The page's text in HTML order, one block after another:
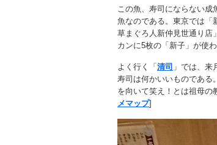
この魚、寿司にならない成
魚なのである。東京では「
草まぐろ人新仲見世通り店
カンに5枚の「新子」が使わ
よく行く「 清司 」では、
寿司は何かいいものである
を向いて笑え！とは祖母の
メマップ]